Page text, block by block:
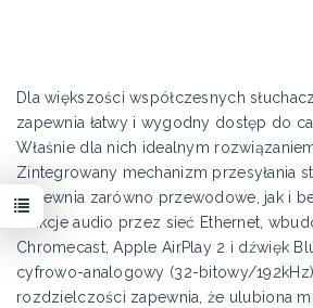
Dla większości współczesnych
zapewnia łatwy i wygodny dostęp do
Właśnie dla nich idealnym
Zintegrowany mechanizm przesyłania
zapewnia zarówno przewodowe, jak i
funkcje audio przez sieć Ethernet,
Chromecast, Apple AirPlay 2 i dźwięk
cyfrowo-analogowy (32-bitowy/
rozdzielczości zapewnia, że ​ulubiona